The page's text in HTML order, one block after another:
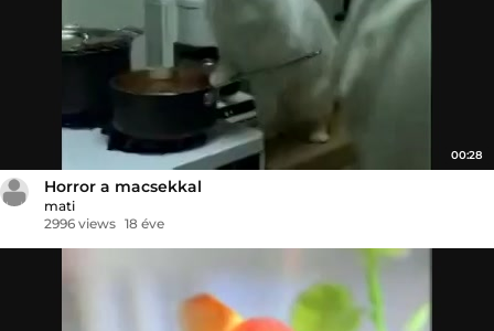
00:28
Horror a macsekkal
mati
2996 views 18 éve